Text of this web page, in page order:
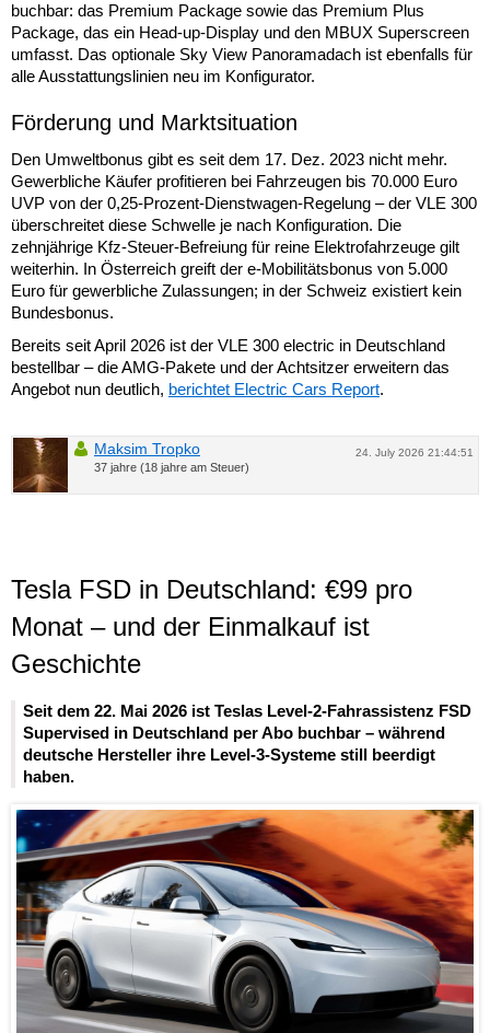
buchbar: das Premium Package sowie das Premium Plus
Package, das ein Head-up-Display und den MBUX Superscreen
umfasst. Das optionale Sky View Panoramadach ist ebenfalls für
alle Ausstattungslinien neu im Konfigurator.
Förderung und Marktsituation
Den Umweltbonus gibt es seit dem 17. Dez. 2023 nicht mehr.
Gewerbliche Käufer profitieren bei Fahrzeugen bis 70.000 Euro
UVP von der 0,25-Prozent-Dienstwagen-Regelung – der VLE 300
überschreitet diese Schwelle je nach Konfiguration. Die
zehnjährige Kfz-Steuer-Befreiung für reine Elektrofahrzeuge gilt
weiterhin. In Österreich greift der e-Mobilitätsbonus von 5.000
Euro für gewerbliche Zulassungen; in der Schweiz existiert kein
Bundesbonus.
Bereits seit April 2026 ist der VLE 300 electric in Deutschland
bestellbar – die AMG-Pakete und der Achtsitzer erweitern das
Angebot nun deutlich, berichtet Electric Cars Report.
24. July 2026 21:44:51
Maksim Tropko
37 jahre (18 jahre am Steuer)
Tesla FSD in Deutschland: €99 pro
Monat – und der Einmalkauf ist
Geschichte
Seit dem 22. Mai 2026 ist Teslas Level-2-Fahrassistenz FSD
Supervised in Deutschland per Abo buchbar – während
deutsche Hersteller ihre Level-3-Systeme still beerdigt
haben.